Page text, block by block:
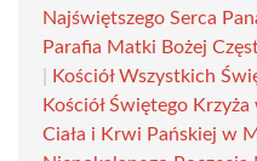
Najświętszego Serca
Parafia Matki Bożej
Kościół Wszystkich
Kościół Świętego
Ciała i Krwi Pańskiej w